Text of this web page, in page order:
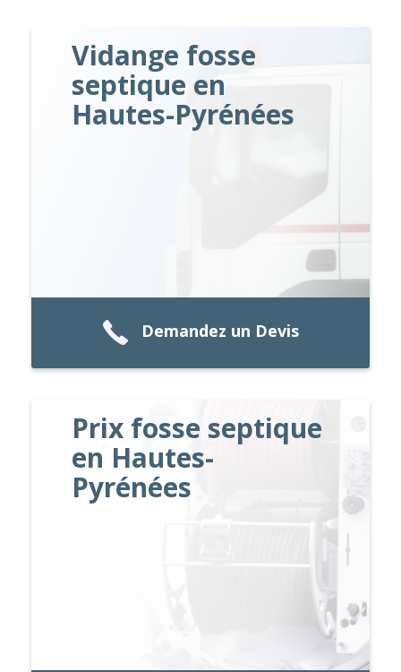
Vidange fosse
septique en
Hautes-Pyrénées
Demandez un Devis
Prix fosse septique
en Hautes-
Pyrénées